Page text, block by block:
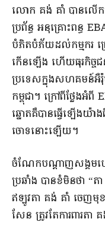
លោក គង់ គាំ បាន​លើក
ប្រព័ន្ធ អនុគ្រោះ​ពន្ធ
បំភិតបំភ័យ​ដល់​កម្មករ ព្រ
កើនឡើង ហើយ​ធុរកិច្ច​
ប្រទេស​ក្នុង​សហគមន៍​អឺរ៉ុ
កម្ពុជា​។ ក្រៅពី​ថ្លែង​អំ
ឆ្នោត​គឺ​បាន​ធ្វើ​ឡើង​យ៉ា
ចោទ​នោះឡើយ​។​
ចំណែក​បណ្តាញ​សង្គម​ហ្វ
ប្រឆាំង បាន​ខំ​មិន​ថា “​
ឥឡូវ​តា គង់ គាំ ចេញ
សែន ត្រូវតែ​ការពារ​តា